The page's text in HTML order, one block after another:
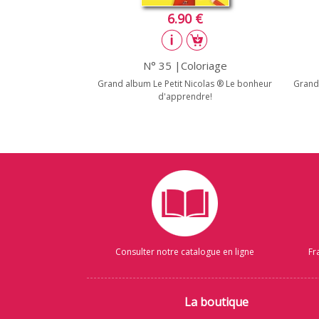
6.90 €
N° 35 |Coloriage
Grand album Le Petit Nicolas ® Le bonheur
d'apprendre!
Consulter notre catalogue en ligne
La boutique